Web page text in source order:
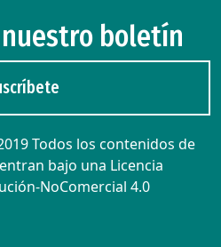
boletín
Todos los contenidos de
bajo una Licencia
NoComercial 4.0